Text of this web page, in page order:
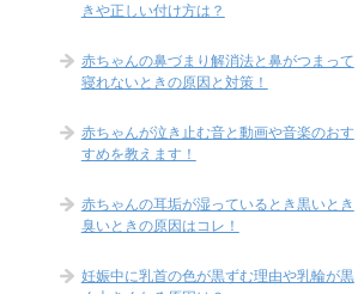
きや正しい付け方は？
赤ちゃんの鼻づまり解消法と鼻がつまって
寝れないときの原因と対策！
赤ちゃんが泣き止む音と動画や音楽のおす
すめを教えます！
赤ちゃんの耳垢が湿っているとき黒いとき
臭いときの原因はコレ！
妊娠中に乳首の色が黒ずむ理由や乳輪が黒